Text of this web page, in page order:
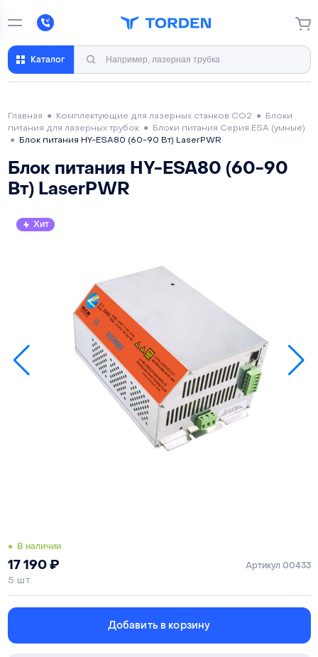
Каталог
Главная ● Комплектующие для лазерных станков CO2 ●
Блоки
питания для лазерных трубок●
Блоки питания Серия ESA (умные)
●
Блок питания HY-ESA80 (60-90 Вт) LaserPWR
Блок питания HY-ESA80 (60-90
Вт) LaserPWR
Хит
● В наличии
17 190₽
5 шт.
Артикул 00433
Добавить в корзину